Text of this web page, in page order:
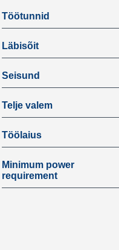
Töötunnid
Läbisõit
Seisund
Telje valem
Töölaius
Minimum power
requirement